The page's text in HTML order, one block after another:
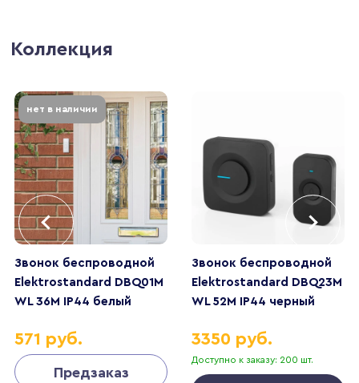
Коллекция
Звонок беспроводной
Elektrostandard DBQ01M
WL 36M IP44 белый
нет в наличии
571 руб.
Предзаказ
Звонок беспроводной
Elektrostandard DBQ23M
WL 52M IP44 черный
Доступно к заказу: 200 шт.
3350 руб.